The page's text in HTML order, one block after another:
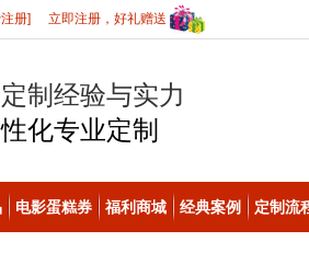
册] 立即注册，好礼赠送
制经验与实力
化专业定制
电影蛋糕券 福利商城 经典案例 定制流